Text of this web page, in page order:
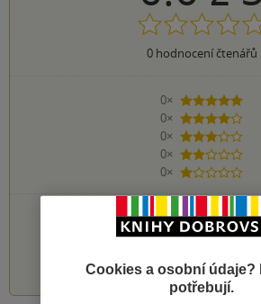
0hodnocení čtenářů
0×
5
0×
4 hvězdičky
0×
3 hvězdičky
0×
2 hvězdičky
0×
1 hvezdička
PŘIDEJTE SVÉ HODNOCENÍ
Cookies a osobní údaje?
potřebují.